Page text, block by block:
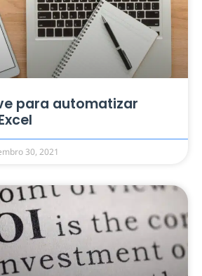
para automatizar
30, 2021